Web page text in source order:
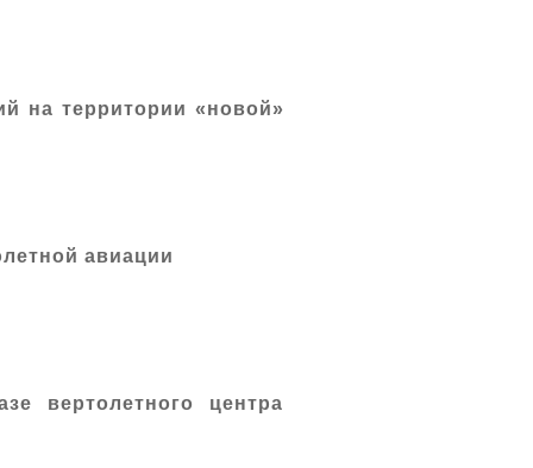
на территории «новой»
авиации
вертолетного центра